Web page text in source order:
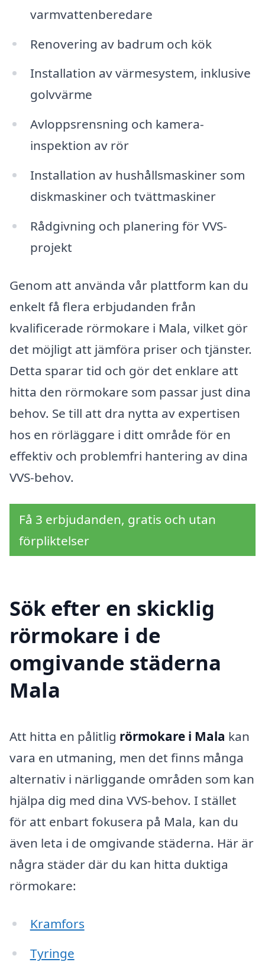
varmvattenberedare
Renovering av badrum och kök
Installation av värmesystem, inklusive
golvvärme
Avloppsrensning och kamera-
inspektion av rör
Installation av hushållsmaskiner som
diskmaskiner och tvättmaskiner
Rådgivning och planering för VVS-
projekt
Genom att använda vår plattform kan du
enkelt få flera erbjudanden från
kvalificerade rörmokare i Mala, vilket gör
det möjligt att jämföra priser och tjänster.
Detta sparar tid och gör det enklare att
hitta den rörmokare som passar just dina
behov. Se till att dra nytta av expertisen
hos en rörläggare i ditt område för en
effektiv och problemfri hantering av dina
VVS-behov.
Få 3 erbjudanden, gratis och utan
förpliktelser
Sök efter en skicklig
rörmokare i de
omgivande städerna
Mala
Att hitta en pålitlig rörmokare i Mala kan
vara en utmaning, men det finns många
alternativ i närliggande områden som kan
hjälpa dig med dina VVS-behov. I stället
för att enbart fokusera på Mala, kan du
även leta i de omgivande städerna. Här är
några städer där du kan hitta duktiga
rörmokare:
Kramfors
Tyringe